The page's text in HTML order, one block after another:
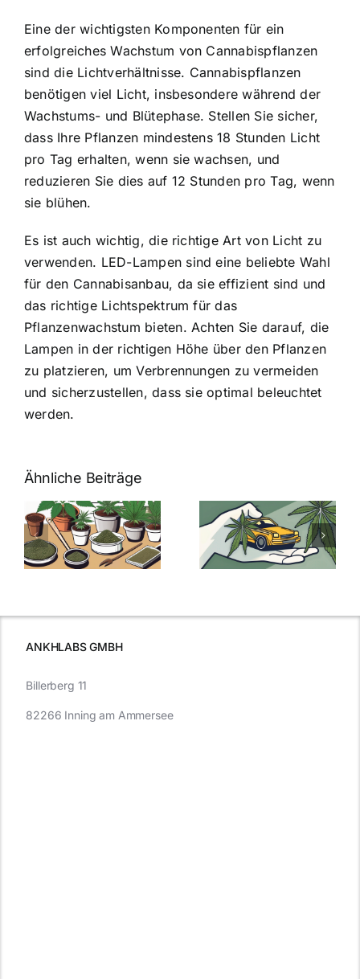
Eine der wichtigsten Komponenten für ein
erfolgreiches Wachstum von Cannabispflanzen
sind die Lichtverhältnisse. Cannabispflanzen
benötigen viel Licht, insbesondere während der
Wachstums- und Blütephase. Stellen Sie sicher,
dass Ihre Pflanzen mindestens 18 Stunden Licht
pro Tag erhalten, wenn sie wachsen, und
reduzieren Sie dies auf 12 Stunden pro Tag, wenn
sie blühen.
Es ist auch wichtig, die richtige Art von Licht zu
verwenden. LED-Lampen sind eine beliebte Wahl
für den Cannabisanbau, da sie effizient sind und
das richtige Lichtspektrum für das
Pflanzenwachstum bieten. Achten Sie darauf, die
Lampen in der richtigen Höhe über den Pflanzen
zu platzieren, um Verbrennungen zu vermeiden
und sicherzustellen, dass sie optimal beleuchtet
werden.
Ähnliche Beiträge
Neue THC-
Grenzwert-
Regelung:
Was Sie über
Cannabis und
müssen
Cannabis
Samen
kaufen: Alles
was Sie
ANKHLABS GMBH
Billerberg 11
82266 Inning am Ammersee